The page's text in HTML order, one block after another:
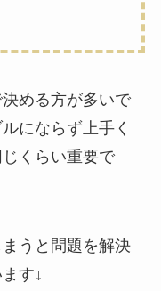
める方が多いで
にならず上手く
くらい重要で
うと問題を解決
す↓